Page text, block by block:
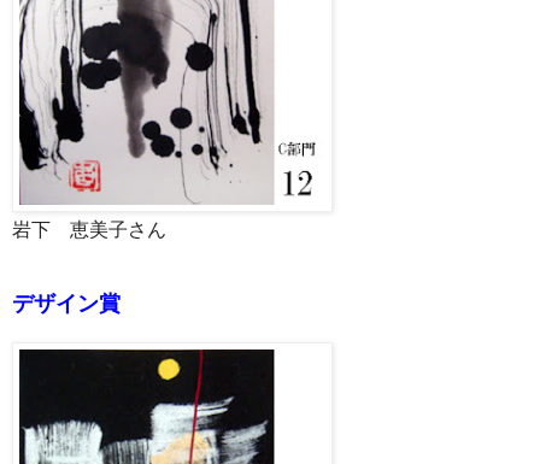
岩下 恵美子さん
デザイン賞